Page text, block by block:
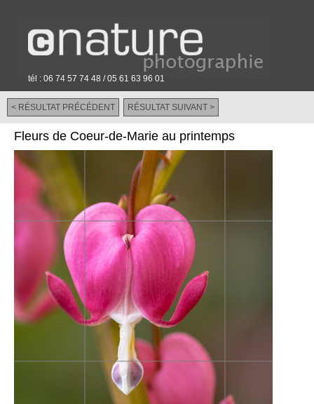
tél : 06 74 57 74 48 / 05 61 63 96 01
< RÉSULTAT PRÉCÉDENT RÉSULTAT SUIVANT >
-
Fleurs de Coeur-de-Marie au printemps